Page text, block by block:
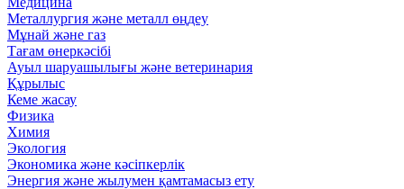
Металлургия және металл өңдеу
Мұнай және газ
Тағам өнеркәсібі
Ауыл шаруашылығы және ветеринария
Құрылыс
Кеме жасау
Физика
Химия
Экология
Экономика және кәсіпкерлік
Энергия және жылумен қамтамасыз ету